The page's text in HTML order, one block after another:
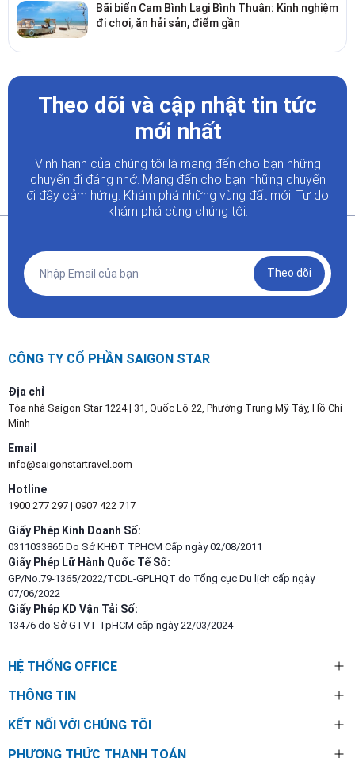
Bãi biển Cam Bình Lagi Bình Thuận: Kinh nghiệm
đi chơi, ăn hải sản, điểm gần
Theo dõi và cập nhật tin tức
mới nhất
Vinh hạnh của chúng tôi là mang đến cho bạn những
chuyến đi đáng nhớ. Mang đến cho bạn những chuyến
đi đầy cảm hứng. Khám phá những vùng đất mới. Tự do
khám phá cùng chúng tôi.
Theo dõi
CÔNG TY CỔ PHẦN SAIGON STAR
Địa chỉ
Tòa nhà Saigon Star 1224 | 31, Quốc Lộ 22, Phường Trung Mỹ Tây, Hồ Chí
Minh
Email
info@saigonstartravel.com
Hotline
1900 277 297 | 0907 422 717
Giấy Phép Kinh Doanh Số:
0311033865 Do Sở KHĐT TPHCM Cấp ngày 02/08/2011
Giấy Phép Lữ Hành Quốc Tế Số:
GP/No.79-1365/2022/TCDL-GPLHQT do Tổng cục Du lịch cấp ngày
07/06/2022
Giấy Phép KD Vận Tải Số:
13476 do Sở GTVT TpHCM cấp ngày 22/03/2024
HỆ THỐNG OFFICE
THÔNG TIN
KẾT NỐI VỚI CHÚNG TÔI
PHƯƠNG THỨC THANH TOÁN